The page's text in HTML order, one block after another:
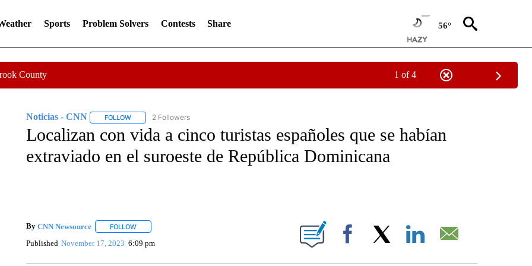
Sports Problem Solvers Contests Share 56°
County 1 of 4
Noticias - CNN FOLLOWFOLLOW "NOTICIAS - CNN" TO RECEIVE NOTIFICATIONS ABOUT NEW PAGES ON "NOTICIAS - CNN".
2 Followers
Localizan con vida a cinco turistas españoles que se habían
extraviado en el suroeste de República Dominicana
By CNN Newsource FOLLOWFOLLOW "" TO RECEIVE NOTIFICATIONS ABOUT NEW PAGES ON "".
Published November 17, 2023 6:09 pm Facebook